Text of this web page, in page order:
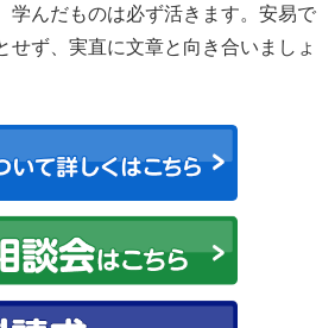
学んだものは必ず活きます。安易で
せず、実直に文章と向き合いましょ